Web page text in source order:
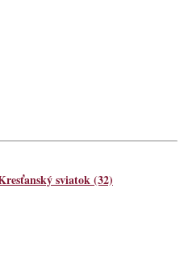
sviatok (32)